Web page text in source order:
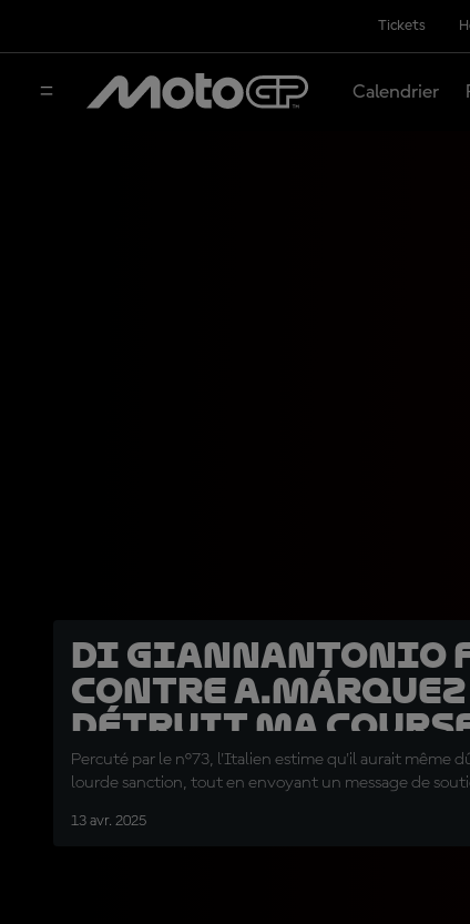
Tickets
Calendrier
Di Giannantonio
contre A.Márquez
détruit ma
Percuté par le n°73, l'Italien estime qu'il aurait même
lourde sanction, tout en envoyant un message de
13 avr. 2025